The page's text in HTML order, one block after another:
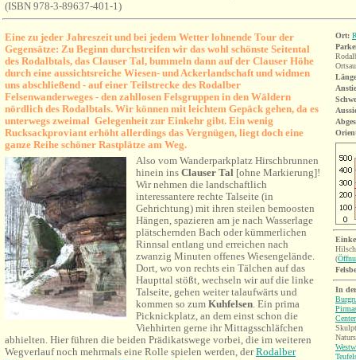
(ISBN 978-3-89637-401-1)
Eine zu jeder Jahreszeit und bei jedem Wetter lohnende Tour der
Gegensätze: Zu Beginn durchstreifen wir das wohl schönste Seitental
des Rodalbtals, das Clauser Tal, bummeln dann auf der Clauser Höhe
durch eine aussichtsreiche Wiesen- und Ackerlandschaft und widmen
uns abschließend - auf einer Teilstrecke des Rodalber
Felsenwanderweges - den zahllosen Felsgruppen in den Wäldern
nördlich des Rodalbtals. Wir können mit leichtem Gepäck gehen, da es
unterwegs zweimal Gelegenheit zur Einkehr gibt. Ein wenig
Rucksackproviant erhöht allerdings das Vergnügen, liegt doch eine
ganze Reihe schöner Rastplätze am Weg.
Also vom Wanderparkplatz Hirschbrunnen
hinein ins Clauser Tal [ohne Markierung]!
Wir nehmen die landschaftlich
interessantere rechte Talseite (in
Gehrichtung) mit ihren steilen bemoosten
Hängen, spazieren am je nach Wasserlage
plätschernden Bach oder kümmerlichen
Rinnsal entlang und erreichen nach
zwanzig Minuten offenes Wiesengelände.
Dort, wo von rechts ein Tälchen auf das
Haupttal stößt, wechseln wir auf die linke
Talseite, gehen weiter talaufwärts und
kommen so zum Kuhfelsen. Ein prima
Picknickplatz, an dem einst schon die
Viehhirten gerne ihr Mittagsschläfchen
abhielten. Hierführen die beiden Prädikatswege vorbei, die im weiteren
Wegverlauf noch mehrmals eine Rolle spielen werden, derRodalber
Ort:
(
In
Center